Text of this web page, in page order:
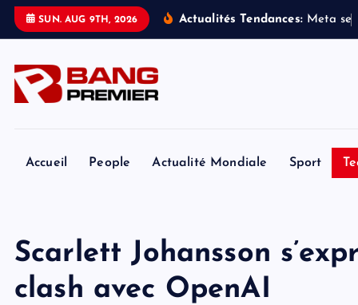
SUN. AUG 9TH, 2026 Actualités Tendances: Meta se
Accueil People Actualité Mondiale Sport
Scarlett Johansson
clash avec OpenAI